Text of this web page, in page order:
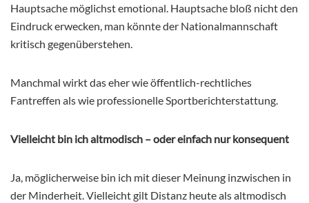
Hauptsache möglichst emotional. Hauptsache bloß nicht den
Eindruck erwecken, man könnte der Nationalmannschaft
kritisch gegenüberstehen.
Manchmal wirkt das eher wie öffentlich-rechtliches
Fantreffen als wie professionelle Sportberichterstattung.
Vielleicht bin ich altmodisch – oder einfach nur konsequent
Ja, möglicherweise bin ich mit dieser Meinung inzwischen in
der Minderheit. Vielleicht gilt Distanz heute als altmodisch